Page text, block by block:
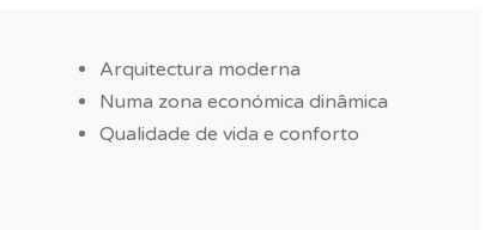
Arquitectura moderna
Numa zona económica dinâmica
Qualidade de vida e conforto